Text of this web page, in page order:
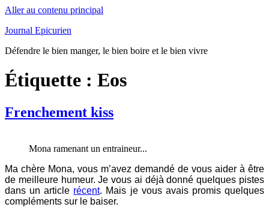
Aller au contenu principal
Journal Epicurien
Défendre le bien manger, le bien boire et le bien vivre
Étiquette : Eos
Frenchement kiss
Mona ramenant un entraineur...
Ma chère Mona, vous m’avez demandé de vous aider à être
de meilleure humeur. Je vous ai déjà donné quelques pistes
dans un article récent. Mais je vous avais promis quelques
compléments sur le baiser.